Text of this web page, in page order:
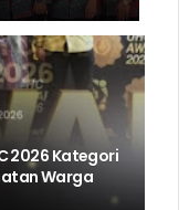
2026 Kategori
Warga